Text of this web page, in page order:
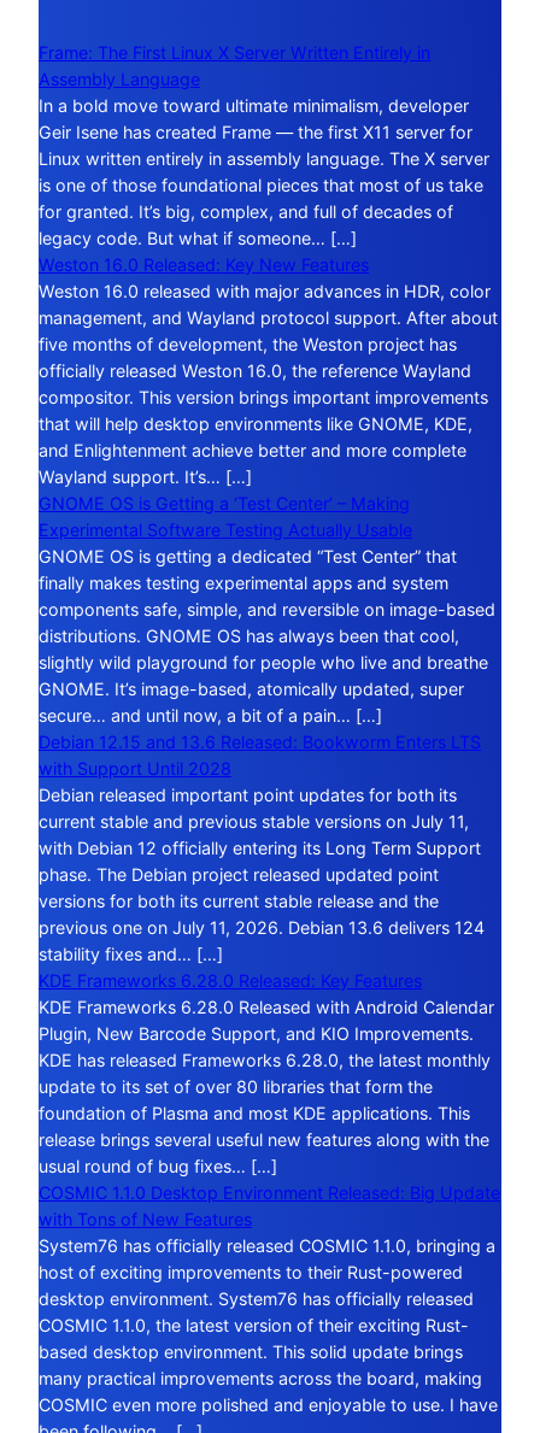
Frame: The First Linux X Server Written Entirely in
Assembly Language
In a bold move toward ultimate minimalism, developer
Geir Isene has created Frame — the first X11 server for
Linux written entirely in assembly language. The X server
is one of those foundational pieces that most of us take
for granted. It’s big, complex, and full of decades of
legacy code. But what if someone… […]
Weston 16.0 Released: Key New Features
Weston 16.0 released with major advances in HDR, color
management, and Wayland protocol support. After about
five months of development, the Weston project has
officially released Weston 16.0, the reference Wayland
compositor. This version brings important improvements
that will help desktop environments like GNOME, KDE,
and Enlightenment achieve better and more complete
Wayland support. It’s… […]
GNOME OS is Getting a ‘Test Center’ – Making
Experimental Software Testing Actually Usable
GNOME OS is getting a dedicated “Test Center” that
finally makes testing experimental apps and system
components safe, simple, and reversible on image-based
distributions. GNOME OS has always been that cool,
slightly wild playground for people who live and breathe
GNOME. It’s image-based, atomically updated, super
secure… and until now, a bit of a pain… […]
Debian 12.15 and 13.6 Released: Bookworm Enters LTS
with Support Until 2028
Debian released important point updates for both its
current stable and previous stable versions on July 11,
with Debian 12 officially entering its Long Term Support
phase. The Debian project released updated point
versions for both its current stable release and the
previous one on July 11, 2026. Debian 13.6 delivers 124
stability fixes and… […]
KDE Frameworks 6.28.0 Released: Key Features
KDE Frameworks 6.28.0 Released with Android Calendar
Plugin, New Barcode Support, and KIO Improvements.
KDE has released Frameworks 6.28.0, the latest monthly
update to its set of over 80 libraries that form the
foundation of Plasma and most KDE applications. This
release brings several useful new features along with the
usual round of bug fixes… […]
COSMIC 1.1.0 Desktop Environment Released: Big Update
with Tons of New Features
System76 has officially released COSMIC 1.1.0, bringing a
host of exciting improvements to their Rust-powered
desktop environment. System76 has officially released
COSMIC 1.1.0, the latest version of their exciting Rust-
based desktop environment. This solid update brings
many practical improvements across the board, making
COSMIC even more polished and enjoyable to use. I have